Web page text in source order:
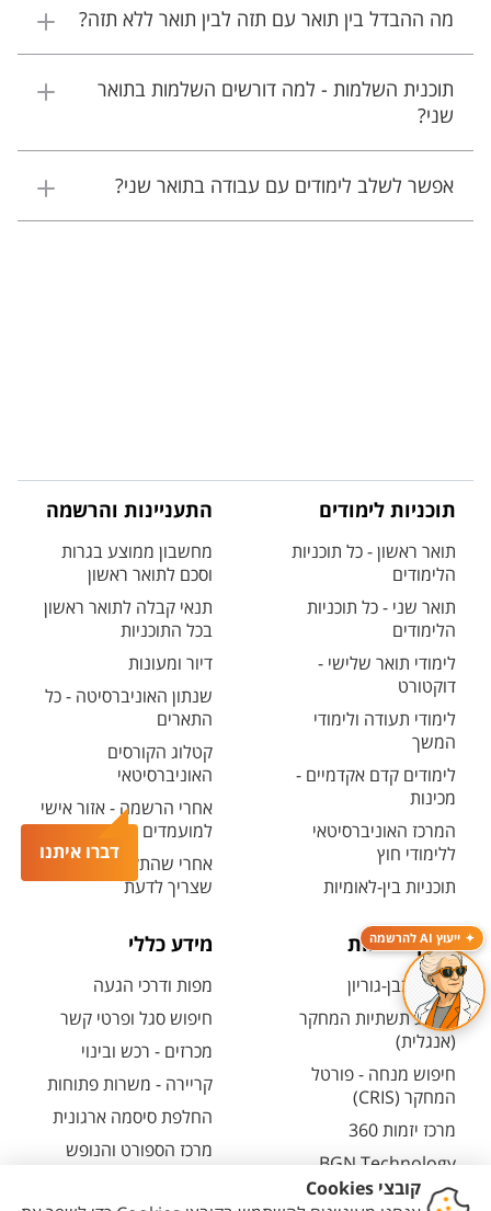
דברו איתנו
ייעוץ AI להרשמה
מה ההבדל בין תואר עם תזה לבין תואר ללא תזה?
תוכנית השלמות - למה דורשים השלמות בתואר
שני?
אפשר לשלב לימודים עם עבודה בתואר שני?
תוכניות לימודים
תואר ראשון - כל תוכניות
הלימודים
תואר שני - כל תוכניות
הלימודים
לימודי תואר שלישי -
דוקטורט
לימודי תעודה ולימודי
המשך
לימודים קדם אקדמיים -
מכינות
המרכז האוניברסיטאי
ללימודי חוץ
תוכניות בין-לאומיות
התעניינות והרשמה
מחשבון ממוצע בגרות
וסכם לתואר ראשון
תנאי קבלה לתואר ראשון
בכל התוכניות
דיור ומעונות
שנתון האוניברסיטה - כל
התארים
קטלוג הקורסים
האוניברסיטאי
אחרי הרשמה - אזור אישי
למועמדים ולמועמדות
אחרי שהתקבלת - כל מה
שצריך לדעת
מחקר ויזמות
מחקר בבן-גוריון
קטלוג תשתיות המחקר
(אנגלית)
חיפוש מנחה - פורטל
המחקר (CRIS)
מרכז יזמות 360
BGN Technology
Transfer
מידע כללי
מפות ודרכי הגעה
חיפוש סגל ופרטי קשר
מכרזים - רכש ובינוי
קריירה - משרות פתוחות
החלפת סיסמה ארגונית
מרכז הספורט והנופש
חירום